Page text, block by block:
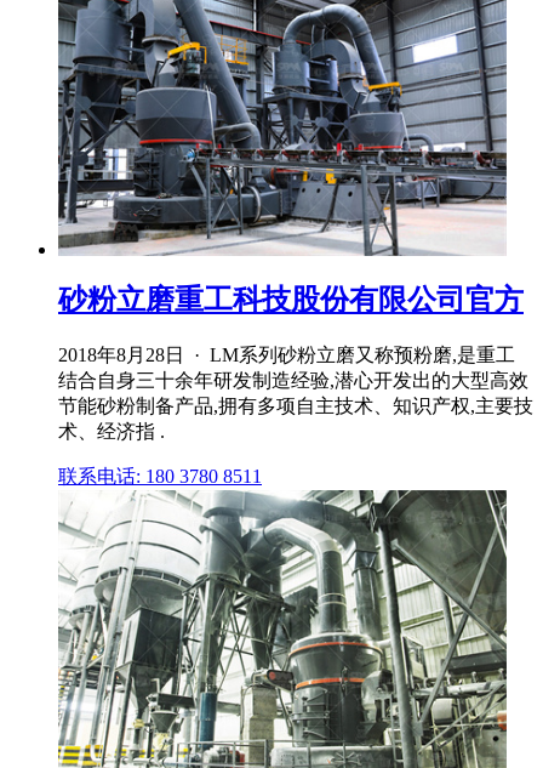
砂粉立磨重工科技股份有限公司官方
2018年8月28日 · LM系列砂粉立磨又称预粉磨,是重工
结合自身三十余年研发制造经验,潜心开发出的大型高效
节能砂粉制备产品,拥有多项自主技术、知识产权,主要技
术、经济指 .
联系电话: 180 3780 8511